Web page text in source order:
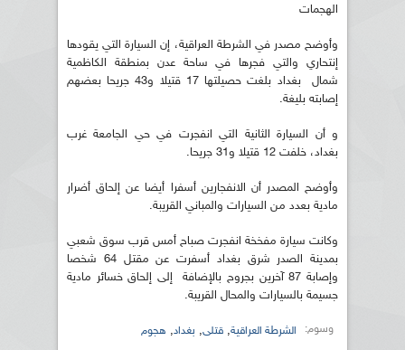
الهجمات
وأوضح مصدر في الشرطة العراقية، إن السيارة التي يقودها
إنتحاري والتي فجرها في ساحة عدن بمنطقة الكاظمية
شمال بغداد بلغت حصيلتها 17 قتيلا و43 جريحا بعضهم
إصابته بليغة.
و أن السيارة الثانية التي انفجرت في حي الجامعة غرب
بغداد، خلفت 12 قتيلا و31 جريحا.
وأوضح المصدر أن الانفجارين أسفرا أيضا عن إلحاق أضرار
مادية بعدد من السيارات والمباني القريبة.
وكانت سيارة مفخخة انفجرت صباح أمس قرب سوق شعبي
بمدينة الصدر شرق بغداد أسفرت عن مقتل 64 شخصا
وإصابة 87 آخرين بجروح بالإضافة إلى إلحاق خسائر مادية
جسيمة بالسيارات والمحال القريبة.
وسوم: الشرطة العراقية, قتلى, بغداد, هجوم